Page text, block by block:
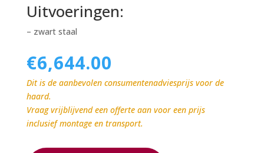
Uitvoeringen:
– zwart staal
€6,644.00
Dit is de aanbevolen consumentenadviesprijs voor de
haard.
Vraag vrijblijvend een offerte aan voor een prijs
inclusief montage en transport.